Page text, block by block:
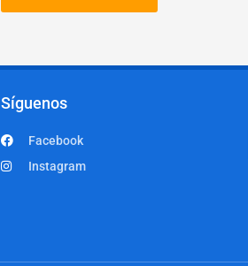
Síguenos
Facebook
Instagram